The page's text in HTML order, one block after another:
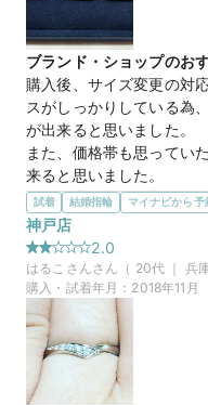
ブランド・ショップのお
購入後、サイズ変更の対
スがしっかりしている為
が出来ると思いました。
また、価格帯も思ってい
来ると思いました。
選んだ商品を気に入った
違うブランドで婚約指輪
探していますが、デザイ
また、シンプルな物でも
な指輪だからこその配慮
価格帯
試着 結婚指輪 マイナビから予
神戸店
2.0
はるこさんさん（ 20代 ｜ 兵
購入・試着年月： 2018年11月